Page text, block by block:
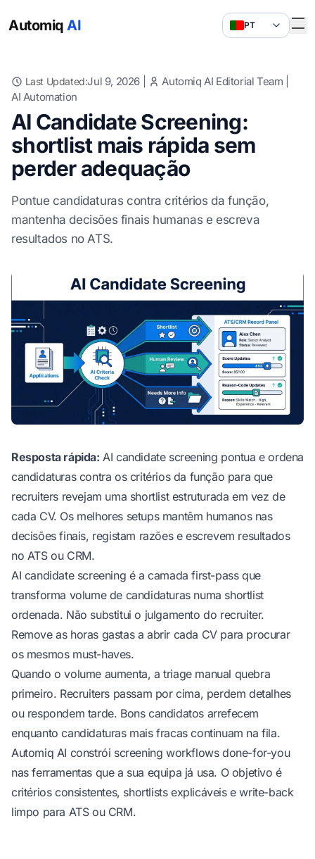
Automiq AI PT
Last Updated:Jul 9, 2026 Automiq AI Editorial Team
AI Automation
AI Candidate Screening:
shortlist mais rápida sem
perder adequação
Pontue candidaturas contra critérios da função,
mantenha decisões finais humanas e escreva
resultados no ATS.
Resposta rápida: AI candidate screening pontua e ordena
candidaturas contra os critérios da função para que
recruiters revejam uma shortlist estruturada em vez de
cada CV. Os melhores setups mantêm humanos nas
decisões finais, registam razões e escrevem resultados
no ATS ou CRM.
AI candidate screening é a camada first-pass que
transforma volume de candidaturas numa shortlist
ordenada. Não substitui o julgamento do recruiter.
Remove as horas gastas a abrir cada CV para procurar
os mesmos must-haves.
Quando o volume aumenta, a triage manual quebra
primeiro. Recruiters passam por cima, perdem detalhes
ou respondem tarde. Bons candidatos arrefecem
enquanto candidaturas mais fracas continuam na fila.
Automiq AI constrói screening workflows done-for-you
nas ferramentas que a sua equipa já usa. O objetivo é
critérios consistentes, shortlists explicáveis e write-back
limpo para ATS ou CRM.